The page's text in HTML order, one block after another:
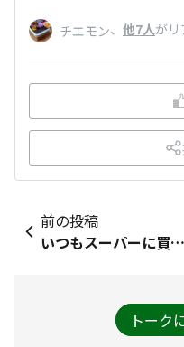
チエモン、 他7人がリ
前の投稿
いつもスーパーに買い物に行くと最近、ピックルスさんの商品が気になってきました。なにか新しい商品がないか、他のメーカーさんの商品と比べどちらがよく売れているか？なにかピックルスさんの商品にとても愛着を感じるようになりました！
トーク